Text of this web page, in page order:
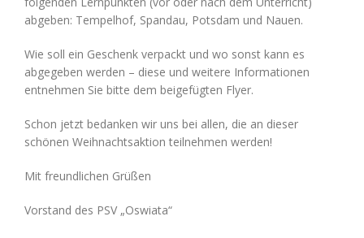
abgeben: Tempelhof, Spandau, Potsdam und Nauen.
Wie soll ein Geschenk verpackt und wo sonst kann es
abgegeben werden – diese und weitere Informationen
entnehmen Sie bitte dem beigefügten Flyer.
Schon jetzt bedanken wir uns bei allen, die an dieser
schönen Weihnachtsaktion teilnehmen werden!
Mit freundlichen Grüßen
Vorstand des PSV „Oswiata“